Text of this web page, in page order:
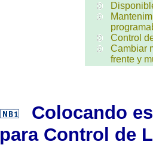
Control
Cambiar
frente y
Colocando
para Control de